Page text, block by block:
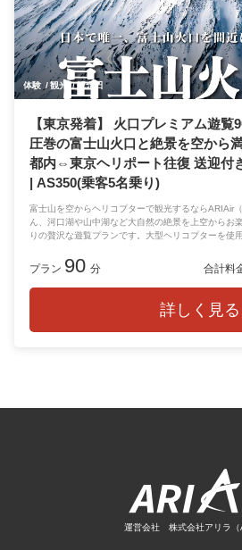
体験 観光 記念日
【東京発着】 火口プレミアム遊覧
圧巻の富士山火口と絶景を空から満
都内⇔東京ヘリポート往復 送迎付
| AS350(乗客5名乗り)
富士山を空からヘリコプターで観光するならARIAir
ん、河口湖や山中湖など大自然の絶景を上空からお
りの贅沢な遊覧プランです。大型ヘリコプターを使
ンにはテスラ モデルXまたはロールス・ロイスによ
用いただけます。地上から空まで、特別感あふれる
ください。
プラン 90 分 合計料
詳しく見る
運営会社 株式会社アリラ（